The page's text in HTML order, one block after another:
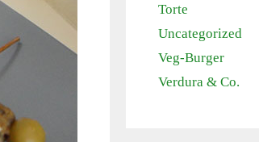
Torte
Uncategorized
Veg-Burger
Verdura & Co.